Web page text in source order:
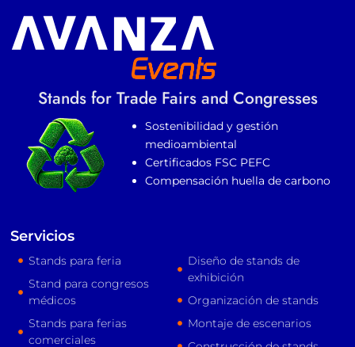
Stands for Trade Fairs and Congresses
Sostenibilidad y gestión
medioambiental
Certificados FSC PEFC
Compensación huella de carbono
Servicios
Stands para feria
Stand para congresos
médicos
Stands para ferias
comerciales
Diseño de stands de
exhibición
Organización de stands
Montaje de escenarios